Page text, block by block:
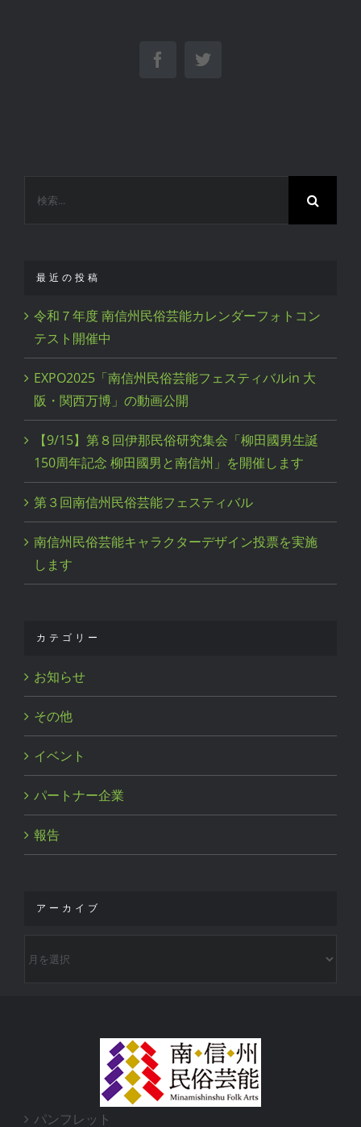
Facebook
最近の投稿
令和７年度 南信州民俗芸能カレンダーフォトコン
テスト開催中
EXPO2025「南信州民俗芸能フェスティバルin 大
阪・関西万博」の動画公開
【9/15】第８回伊那民俗研究集会「柳田國男生誕
150周年記念 柳田國男と南信州」を開催します
第３回南信州民俗芸能フェスティバル
南信州民俗芸能キャラクターデザイン投票を実施
します
カテゴリー
お知らせ
その他
イベント
パートナー企業
報告
アーカイブ
ー
パンフレット